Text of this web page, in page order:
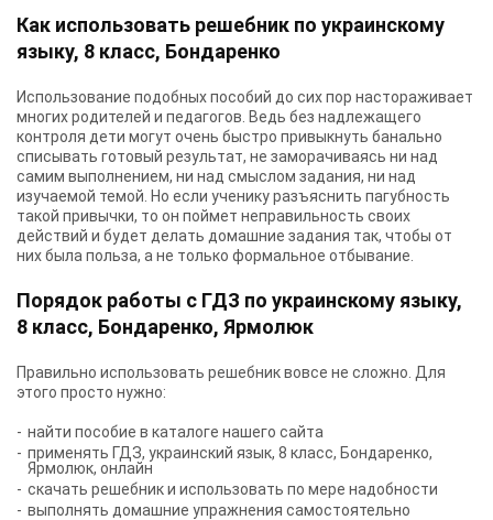
Как использовать решебник по украинскому
языку, 8 класс, Бондаренко
Использование подобных пособий до сих пор настораживает
многих родителей и педагогов. Ведь без надлежащего
контроля дети могут очень быстро привыкнуть банально
списывать готовый результат, не заморачиваясь ни над
самим выполнением, ни над смыслом задания, ни над
изучаемой темой. Но если ученику разъяснить пагубность
такой привычки, то он поймет неправильность своих
действий и будет делать домашние задания так, чтобы от
них была польза, а не только формальное отбывание.
Порядок работы с ГДЗ по украинскому языку,
8 класс, Бондаренко, Ярмолюк
Правильно использовать решебник вовсе не сложно. Для
этого просто нужно:
найти пособие в каталоге нашего сайта
применять ГДЗ, украинский язык, 8 класс, Бондаренко,
Ярмолюк, онлайн
скачать решебник и использовать по мере надобности
выполнять домашние упражнения самостоятельно